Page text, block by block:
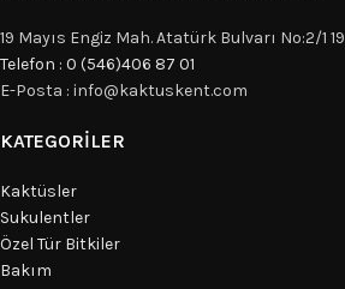
19 Mayıs Engiz Mah. Atatürk Bulvarı No:2/1
Telefon : 0 (546)406 87 01
E-Posta : info@kaktuskent.com
KATEGORILER
Kaktüsler
Sukulentler
Özel Tür Bitkiler
Bakım